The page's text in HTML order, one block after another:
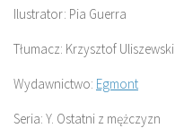
Ilustrator: Pia Guerra
Tłumacz: Krzysztof Uliszewski
Wydawnictwo: Egmont
Seria: Y. Ostatni z mężczyzn